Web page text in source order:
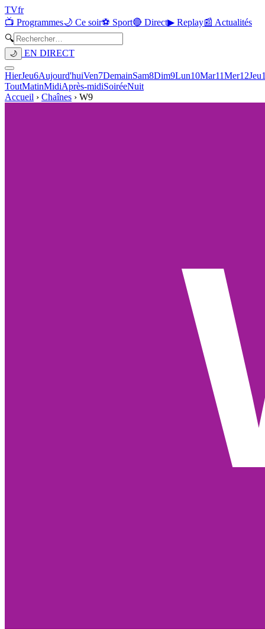
TVfr
📺 Programmes🌙 Ce soir⚽ Sport🔴 Direct▶ Replay📰 Actualités
🔍
🌙 EN DIRECT
HierJeu6Aujourd'huiVen7DemainSam8Dim9Lun10Mar11Mer12Jeu
ToutMatinMidiAprès-midiSoiréeNuit
Accueil › Chaînes › W9